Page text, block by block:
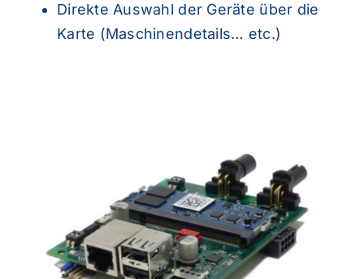
Direkte Auswahl der Geräte über die
Karte (Maschinendetails… etc.)